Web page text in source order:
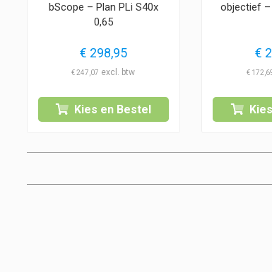
bScope – Plan PLi S40x
0,65
€ 298,95
€247,07
Kies en Bestel
objectief –
€
€